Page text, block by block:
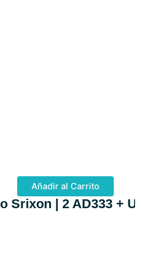
Añadir al Carrito
Srixon | 2 AD333 +